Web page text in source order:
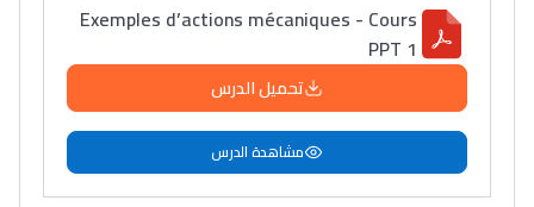
Exemples d’actions mécaniques - Cours
PPT 1
تحميل الدرس
مشاهدة الدرس